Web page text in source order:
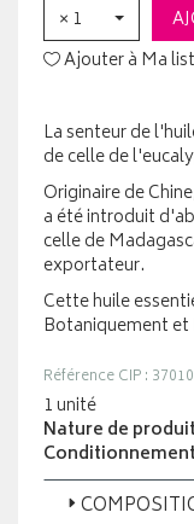
× 1
Ajouter à Ma
La senteur de
de celle de
Originaire de
a été introduit
celle de
exportateur.
Cette huile
Botaniquement
Référence CIP :
1 unité
Nature de produit
Conditionnement